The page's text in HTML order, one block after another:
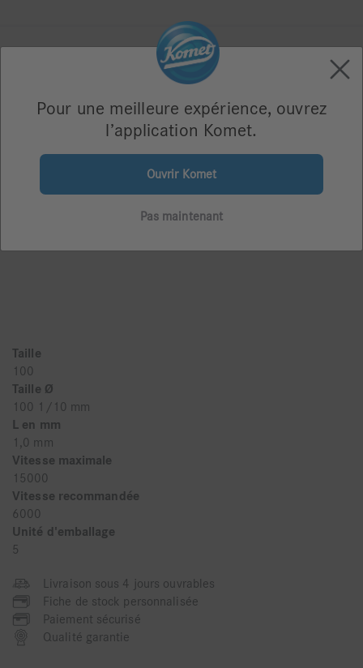
Description du produit
Polissoir composite comportant des particules de diamant.
Il est conseillé d'en combiner l'utilisation avec les
instruments à finir Q.
Taille
100
Taille Ø
100 1/10 mm
L en mm
1,0 mm
Vitesse maximale
15000
Vitesse recommandée
6000
Unité d'emballage
5
Livraison sous 4 jours ouvrables
Fiche de stock personnalisée
Paiement sécurisé
Qualité garantie
Pour une meilleure expérience, ouvrez
l’application Komet.
Ouvrir Komet
Pas maintenant